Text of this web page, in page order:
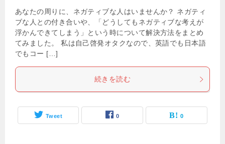
あなたの周りに、ネガティブな人はいませんか？ ネガティ
ブな人との付き合いや、「どうしてもネガティブな考えが
浮かんできてしまう」という時について解決方法をまとめ
てみました。 私は自己啓発オタクなので、英語でも日本語
でもコー […]
続きを読む
Tweet 0 0